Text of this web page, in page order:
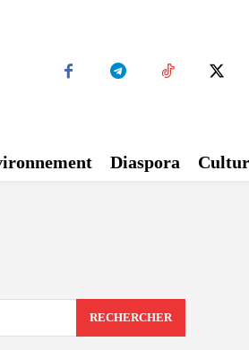
Diaspora
RECHERCHER